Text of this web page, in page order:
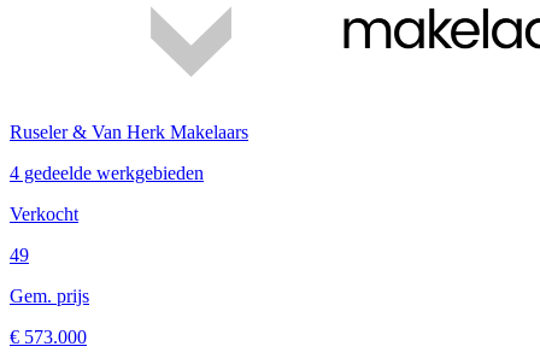
Ruseler & Van Herk Makelaars
4 gedeelde werkgebieden
Verkocht
49
Gem. prijs
€ 573.000